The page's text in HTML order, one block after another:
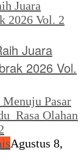
Juara
2026 Vol.
Agustus 8,